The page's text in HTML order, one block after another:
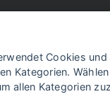
Cookies und
Kategorien. Wählen
allen Kategorien